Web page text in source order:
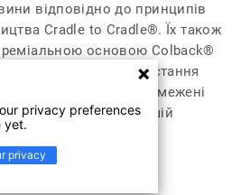
відповідно до принципів
Cradle to Cradle®. Їх також
основою Colback®
зменшити використання
зберегти обмежені
та сприяти безпечнішій
плитки.
privacy preferences
yet.
privacy